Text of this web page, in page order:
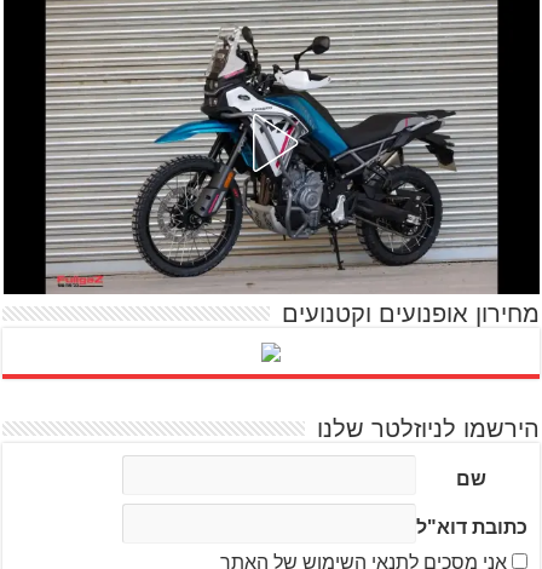
מחירון אופנועים וקטנועים
הירשמו לניוזלטר שלנו
שם
כתובת דוא"ל
אני מסכים לתנאי השימוש של האתר